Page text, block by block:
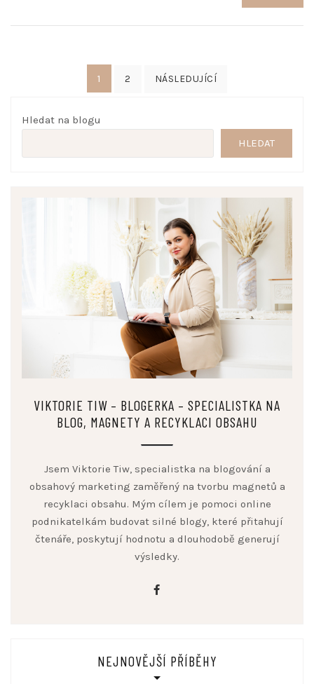
příspěvky
1 2 NÁSLEDUJÍCÍ
Hledat na blogu
HLEDAT
VIKTORIE TIW – BLOGERKA – SPECIALISTKA NA
BLOG, MAGNETY A RECYKLACI OBSAHU
Jsem Viktorie Tiw, specialistka na blogování a
obsahový marketing zaměřený na tvorbu magnetů a
recyklaci obsahu. Mým cílem je pomoci online
podnikatelkám budovat silné blogy, které přitahují
čtenáře, poskytují hodnotu a dlouhodobě generují
výsledky.
NEJNOVĚJŠÍ PŘÍBĚHY